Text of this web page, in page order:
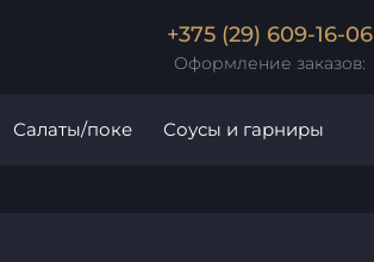
+375 (29) 609-16-06
Оформление заказов:
Салаты/поке Соусы и гарниры